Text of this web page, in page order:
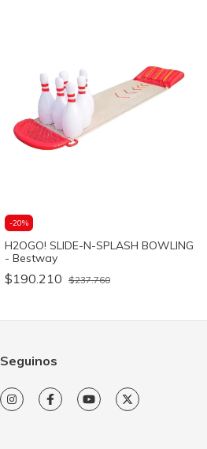
-20%
H2OGO! SLIDE-N-SPLASH BOWLING
- Bestway
$190.210 $237.760
Seguinos